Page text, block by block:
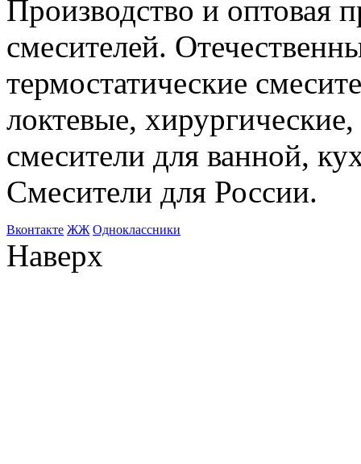
Производство и оптовая
смесителей.
термостатические
локтевые,
смесители для ванной,
Смесители для России.
Bконтакте ЖЖ Одноклассники
Наверх